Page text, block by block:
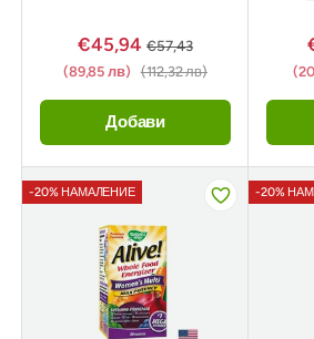
€45,94 €57,43
(89,85 лв) (112,32 лв)
Добави
-20% НАМАЛЕНИЕ -20%